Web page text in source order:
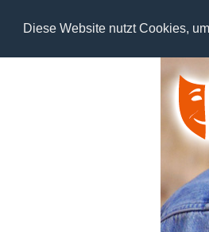
Diese Website nutzt Cookies,